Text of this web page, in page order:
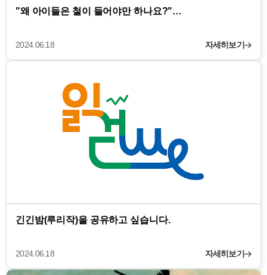
"왜 아이들은 철이 들어야만 하나요?"…
2024.06.18 자세히보기
긴긴밤(루리작)을 공유하고 싶습니다.
2024.06.18 자세히보기